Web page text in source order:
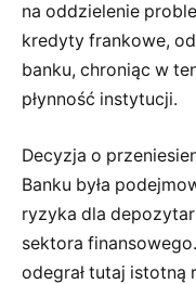
na oddzielenie
kredyty frankowe,
banku, chroniąc w
płynność instytucji.
Decyzja o
Banku była
ryzyka dla
sektora
odegrał tutaj istotną